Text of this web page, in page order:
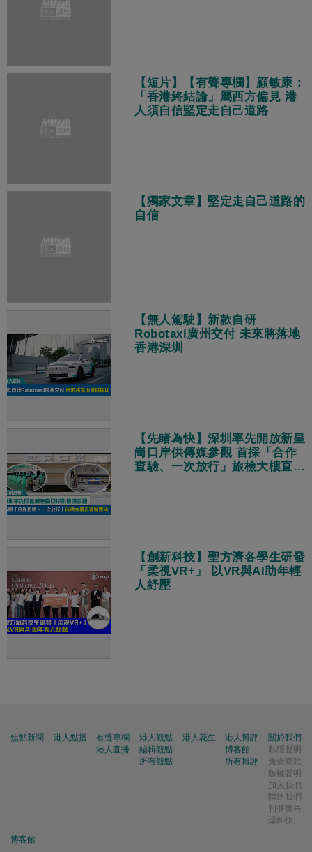
【短片】【有聲專欄】顧敏康：
「香港終結論」屬西方偏見 港
人須自信堅定走自己道路
【獨家文章】堅定走自己道路的
自信
【無人駕駛】新款自研
Robotaxi廣州交付 未來將落地
香港深圳
【先睹為快】深圳率先開放新皇
崗口岸供傳媒參觀 首採「合作
查驗、一次放行」旅檢大樓直連
【創新科技】聖方濟各學生研發
「柔視VR+」 以VR與AI助年輕
人紓壓
焦點新聞 港人點播
有聲專欄
港人直播
港人觀點
編輯觀點
所有觀點
港人花生
港人博評
博客館
所有博評
關於我們
私隱聲明
免責條款
版權聲明
加入我們
聯絡我們
刊登廣告
爆料快
博客館